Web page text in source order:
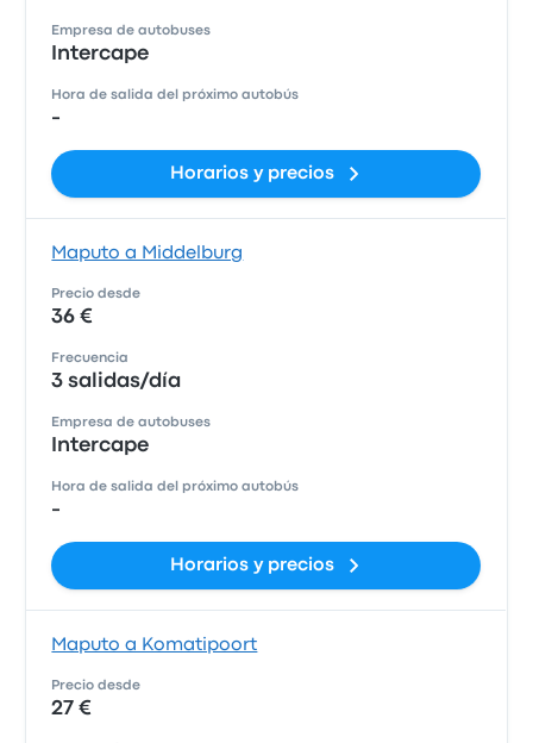
Empresa de autobuses
Intercape
Hora de salida del próximo autobús
-
Horarios y precios
Maputo a Middelburg
Precio desde
36 €
Frecuencia
3 salidas/día
Empresa de autobuses
Intercape
Hora de salida del próximo autobús
-
Horarios y precios
Maputo a Komatipoort
Precio desde
27 €